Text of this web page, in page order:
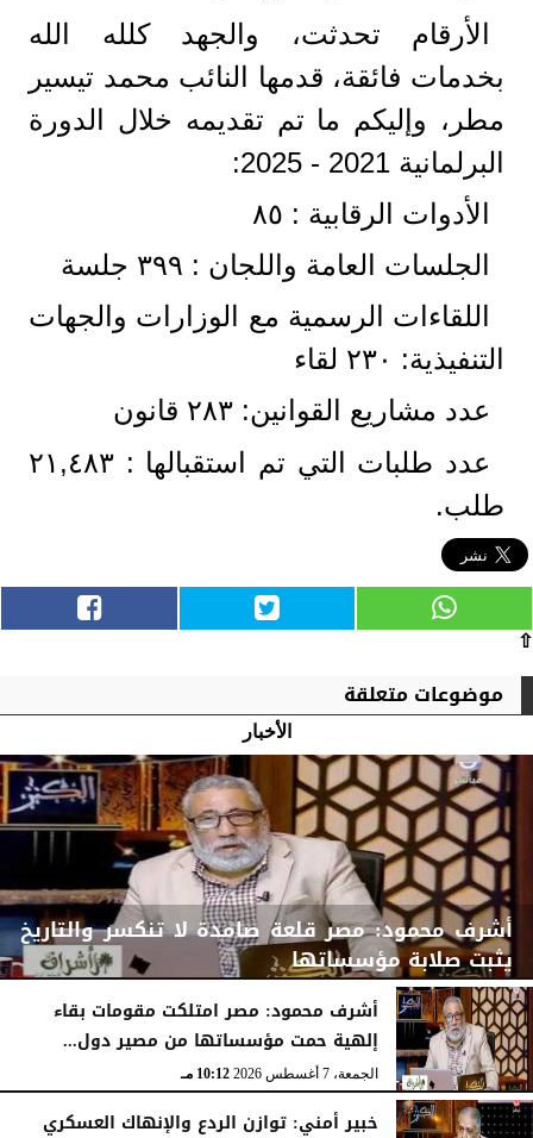
الأرقام تحدثت، والجهد كلله الله
بخدمات فائقة، قدمها النائب محمد تيسير
مطر، وإليكم ما تم تقديمه خلال الدورة
البرلمانية 2021 - 2025:
الأدوات الرقابية : ٨٥
الجلسات العامة واللجان : ۳۹۹ جلسة
اللقاءات الرسمية مع الوزارات والجهات
التنفيذية: ٢٣٠ لقاء
عدد مشاريع القوانين: ۲۸۳ قانون
عدد طلبات التي تم استقبالها : ٢١,٤٨٣
طلب.
⇧
موضوعات متعلقة
الأخبار
أشرف محمود: مصر قلعة صامدة لا تنكسر والتاريخ
يثبت صلابة مؤسساتها
الجمعة، 7 أغسطس 2026 10:15 مـ
أشرف محمود: مصر امتلكت مقومات بقاء
إلهية حمت مؤسساتها من مصير دول...
الجمعة، 7 أغسطس 2026 10:12 مـ
خبير أمني: توازن الردع والإنهاك العسكري